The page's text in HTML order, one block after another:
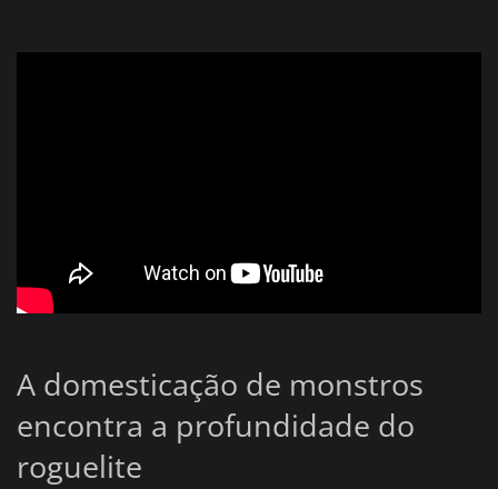
A domesticação de monstros
encontra a profundidade do
roguelite